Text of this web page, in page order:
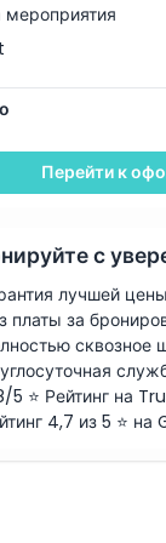
мероприятия
Перейти к
с
лучшей цены
платы за
сквозное
5 ⭐ Рейтинг на
4,7 из 5 ⭐ на